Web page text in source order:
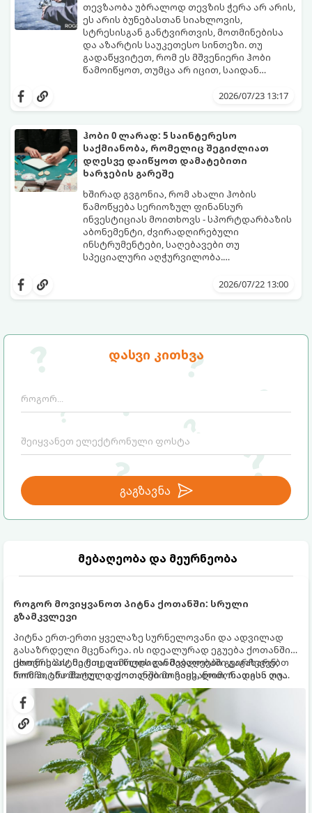
დასვი კითხვა
გაგზავნა
მებაღეობა და მეურნეობა
როგორ მოვიყვანოთ პიტნა ქოთანში: სრული
გზამკვლევი
პიტნა ერთ-ერთი ყველაზე სურნელოვანი და ადვილად
გასაზრდელი მცენარეა. ის იდეალურად ეგუება ქოთანში
ცხოვრებას, მეტიც, გამოცდილი მებაღეები გვირჩევენ,
რომ პიტნა მხოლოდ ქოთანში მოვიყვანოთ, რადგან ღია
გრუნტში (ბაღში) დარგვისას ის ფესვებით ძალიან
სწრაფად ვრცელდება და სხვა მცენარეებს ავიწროებს.
ქოთნის პიტნა მთელი წლის განმავლობაში გაგახარებთ
ნორჩი, არომატული ფოთლებით ჩაის, ლიმონათისა თუ
კერძებისთვის.
თევზაობა უბრალოდ თევზის ჭერა არ არის,
ეს არის ბუნებასთან სიახლოვის,
სტრესისგან განტვირთვის, მოთმინებისა
და აზარტის საუკეთესო სინთეზი. თუ
გადაწყვიტეთ, რომ ეს მშვენიერი ჰობი
წამოიწყოთ, თუმცა არ იცით, საიდან
ეს ამომწურავი გზამკვლევი სწორედ
2026/07/23 13:17
ჰობი 0 ლარად: 5 საინტერესო
საქმიანობა, რომელიც შეგიძლიათ
დღესვე დაიწყოთ დამატებითი
ხარჯების გარეშე
ხშირად გვგონია, რომ ახალი ჰობის
წამოწყება სერიოზულ ფინანსურ
ინვესტიციას მოითხოვს - სპორტდარბაზის
აბონემენტი, ძვირადღირებული
ინსტრუმენტები, საღებავები თუ
სპეციალური აღჭურვილობა.
შემოქმედებითი და სასარგებლო
ხელთ: ინტერნეტი, სმარტფონი, ფურცელი
თანაბრად ავითარებს გონებასა და
2026/07/22 13:00